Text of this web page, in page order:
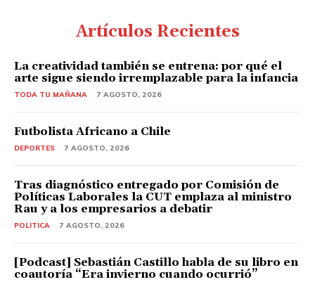
Artículos Recientes
La creatividad también se entrena: por qué el
arte sigue siendo irremplazable para la infancia
TODA TU MAÑANA 7 AGOSTO, 2026
Futbolista Africano a Chile
DEPORTES 7 AGOSTO, 2026
Tras diagnóstico entregado por Comisión de
Políticas Laborales la CUT emplaza al ministro
Rau y a los empresarios a debatir
POLITICA 7 AGOSTO, 2026
[Podcast] Sebastián Castillo habla de su libro en
coautoría “Era invierno cuando ocurrió”